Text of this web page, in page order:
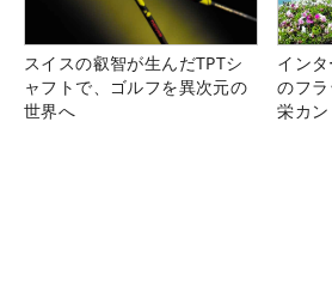
スイスの叡智が生んだTPTシ
ャフトで、ゴルフを異次元の
世界へ
イン
のフ
栄カ